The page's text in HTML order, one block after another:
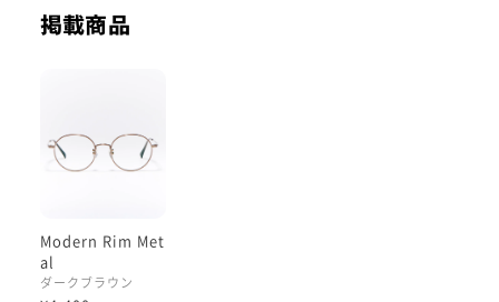
の縦幅が大きめで紫外線対策もばっちりなので、オンオ
フ問わずかけていただけます！
や、頬の部分にサッとチークを乗せたような仕上がりに
なる【チークカラーレンズ】のカスタムがオススメで
す！
ぜひお試しくださいませ！
#PD58 #丸顔 #PCウィンター
掲載商品
Modern Rim Met
al
ダークブラウン